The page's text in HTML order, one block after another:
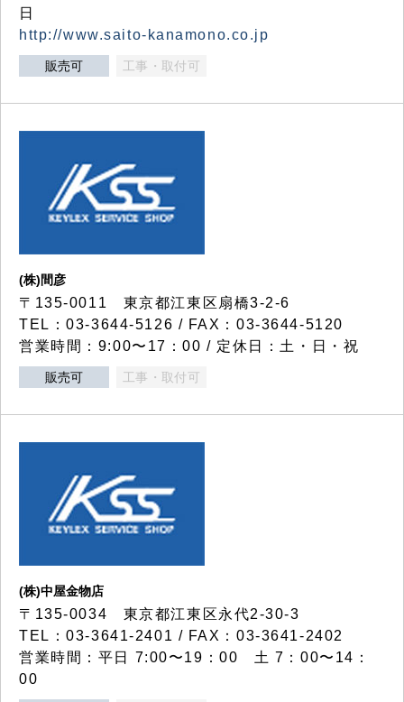
日
http://www.saito-kanamono.co.jp
販売可 工事・取付可
(株)間彦
〒135-0011 東京都江東区扇橋3-2-6
TEL：03-3644-5126 / FAX：03-3644-5120
営業時間：9:00〜17：00 / 定休日：土・日・祝
販売可 工事・取付可
(株)中屋金物店
〒135-0034 東京都江東区永代2-30-3
TEL：03-3641-2401 / FAX：03-3641-2402
営業時間：平日 7:00〜19：00 土 7：00〜14：
00